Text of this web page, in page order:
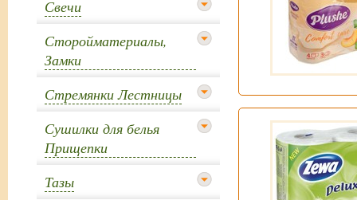
Свечи
Сторойматериалы,
Замки
Стремянки Лестницы
Сушилки для белья
Прищепки
Тазы